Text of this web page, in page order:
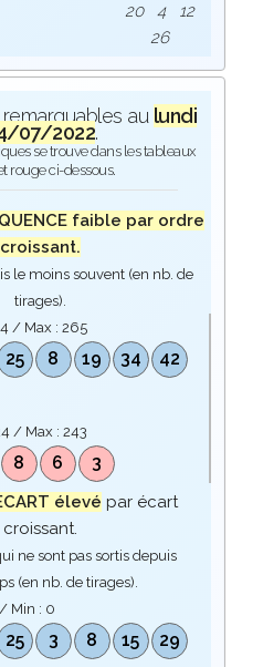
20 4 12
26
au lundi
07/2022.
se trouve dans les tableaux
rouge ci-dessous.
faible par ordre
croissant.
le moins souvent (en nb. de
tirages).
/ Max : 265
25 8 19 34
42
/ Max : 243
8 6 3
élevé par écart
croissant.
ne sont pas sortis depuis
(en nb. de tirages).
Min : 0
25 3 8 15
29